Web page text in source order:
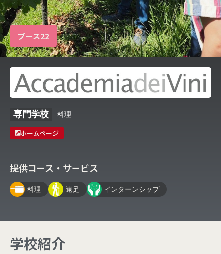
ブース22
専門学校 料理
ホームページ
提供コース・サービス
料理 遠足 インターンシップ
学校紹介